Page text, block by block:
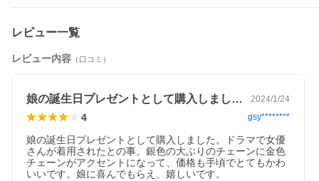
レビュー一覧
レビュー内容 （口コミ）
娘の誕生日プレゼントとして購入しました… 2024/1/24
4 gsy********
娘の誕生日プレゼントとして購入しました。ドラマで女優
さんが着用されたとの事。銀色の大ぶりのチェーンに金色
チェーンがアクセントになって、価格も手頃でとてもかわ
いいです。娘に喜んでもらえ、嬉しいです。